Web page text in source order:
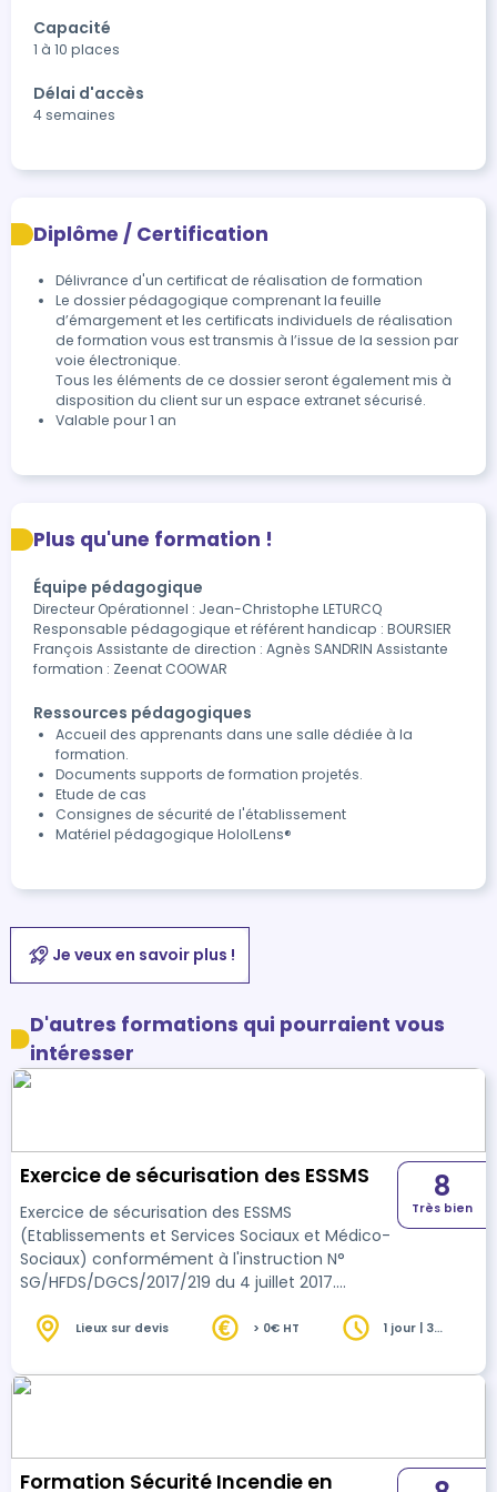
Capacité
1 à 10 places
Délai d'accès
4 semaines
Diplôme / Certification
Délivrance d'un certificat de réalisation de formation
Le dossier pédagogique comprenant la feuille
d’émargement et les certificats individuels de réalisation
de formation vous est transmis à l’issue de la session par
voie électronique.
Tous les éléments de ce dossier seront également mis à
disposition du client sur un espace extranet sécurisé.
Valable pour 1 an
Plus qu'une formation !
Équipe pédagogique
Directeur Opérationnel : Jean-Christophe LETURCQ
Responsable pédagogique et référent handicap : BOURSIER
François Assistante de direction : Agnès SANDRIN Assistante
formation : Zeenat COOWAR
Ressources pédagogiques
Accueil des apprenants dans une salle dédiée à la
formation.
Documents supports de formation projetés.
Etude de cas
Consignes de sécurité de l'établissement
Matériel pédagogique HololLens®
Je veux en savoir plus !
D'autres formations qui pourraient vous
intéresser
Exercice de sécurisation des ESSMS
Exercice de sécurisation des ESSMS
(Etablissements et Services Sociaux et Médico-
Sociaux) conformément à l'instruction N°
SG/HFDS/DGCS/2017/219 du 4 juillet 2017.
manière inopinée ou préparée, ou encore sous
l'exercice est réalisé en temps réel : - Un
briefing en début d'exercice, et un débriefing en
8
Très bien
Lieux sur devis > 0€ HT
1 jour | 3
Formation Sécurité Incendie en